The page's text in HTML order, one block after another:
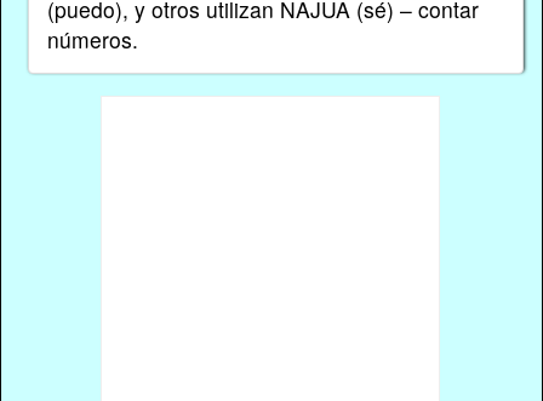
(puedo), y otros utilizan NAJUA (sé) – contar
números.